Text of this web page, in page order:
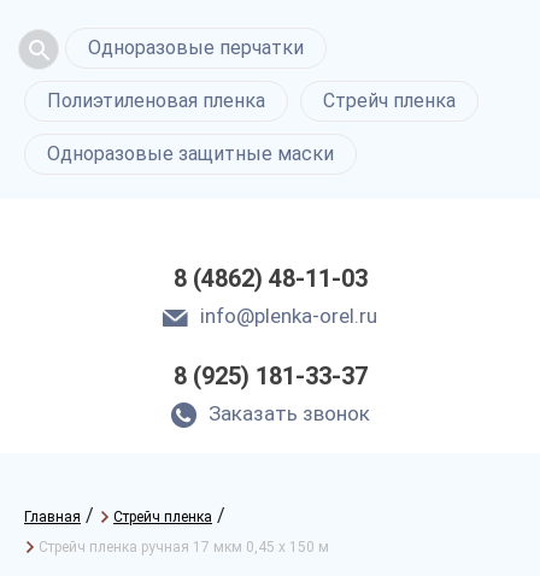
Одноразовые перчатки
Полиэтиленовая пленка Стрейч пленка
Одноразовые защитные маски
8 (4862) 48-11-03
info@plenka-orel.ru
8 (925) 181-33-37
Заказать звонок
Главная / Стрейч пленка /
Стрейч пленка ручная 17 мкм 0,45 х 150 м